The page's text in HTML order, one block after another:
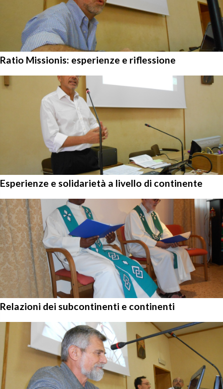
Ratio Missionis: esperienze e riflessione
Esperienze e solidarietà a livello di continente
Relazioni dei subcontinenti e continenti